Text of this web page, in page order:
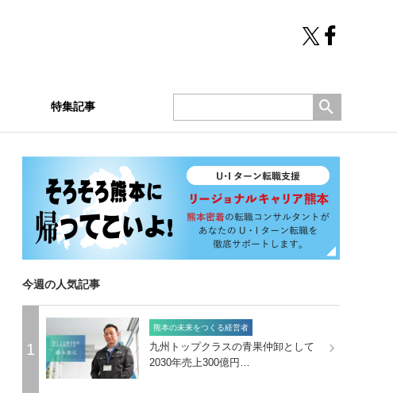
特集記事
今週の人気記事
1
熊本の未来をつくる経営者
九州トップクラスの青果仲卸として
2030年売上300億円…